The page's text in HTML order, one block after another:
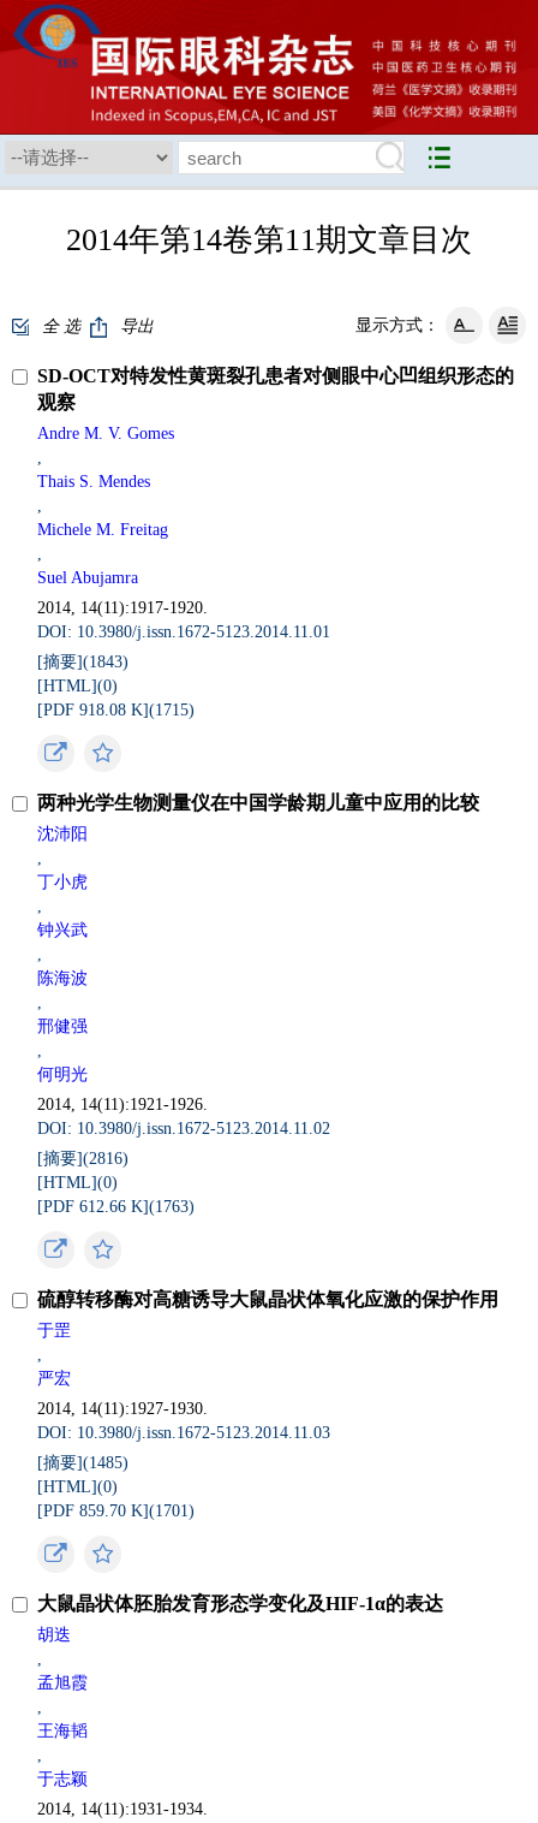
2014年第14卷第11期文章目次
全 选 导出 显示方式：
SD-OCT对特发性黄斑裂孔患者对侧眼中心凹组织形态的
观察
Andre M. V. Gomes
,
Thais S. Mendes
,
Michele M. Freitag
,
Suel Abujamra
2014, 14(11):1917-1920.
DOI: 10.3980/j.issn.1672-5123.2014.11.01
[摘要](1843)
[HTML](0)
[PDF 918.08 K](1715)
两种光学生物测量仪在中国学龄期儿童中应用的比较
沈沛阳
,
丁小虎
,
钟兴武
,
陈海波
,
邢健强
,
何明光
2014, 14(11):1921-1926.
DOI: 10.3980/j.issn.1672-5123.2014.11.02
[摘要](2816)
[HTML](0)
[PDF 612.66 K](1763)
硫醇转移酶对高糖诱导大鼠晶状体氧化应激的保护作用
于罡
,
严宏
2014, 14(11):1927-1930.
DOI: 10.3980/j.issn.1672-5123.2014.11.03
[摘要](1485)
[HTML](0)
[PDF 859.70 K](1701)
大鼠晶状体胚胎发育形态学变化及HIF-1α的表达
胡迭
,
孟旭霞
,
王海韬
,
于志颖
2014, 14(11):1931-1934.